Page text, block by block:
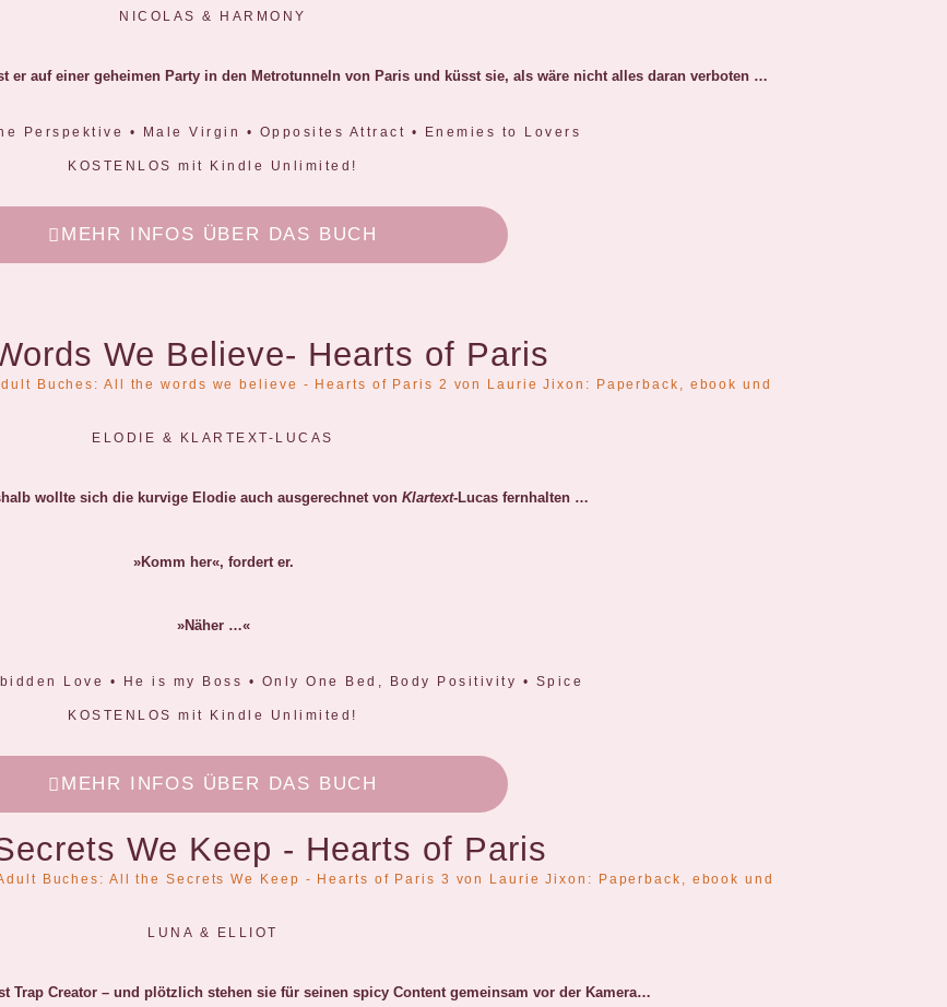
NICOLAS & HARMONY
er auf einer geheimen Party in den Metrotunneln von Paris und küsst sie, als wäre nicht alles daran verboten …
Perspektive • Male Virgin • Opposites Attract • Enemies to Lovers
KOSTENLOS mit Kindle Unlimited!
MEHR INFOS ÜBER DAS BUCH
We Believe- Hearts of Paris
ELODIE & KLARTEXT-LUCAS
wollte sich die kurvige Elodie auch ausgerechnet von Klartext-Lucas fernhalten …
»Komm her«, fordert er.
»Näher …«
Love • He is my Boss • Only One Bed, Body Positivity • Spice
KOSTENLOS mit Kindle Unlimited!
MEHR INFOS ÜBER DAS BUCH
We Keep - Hearts of Paris
LUNA & ELLIOT
Trap Creator – und plötzlich stehen sie für seinen spicy Content gemeinsam vor der Kamera…